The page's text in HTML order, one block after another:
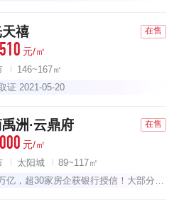
禧 在售
元/㎡
146~167㎡
证 2021-05-20
洲·云鼎府 在售
元/㎡
太阳城
89~117㎡